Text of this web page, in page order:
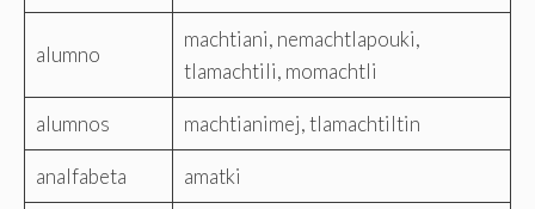
alumno
machtiani, nemachtlapouki,
tlamachtili, momachtli
alumnos machtianimej, tlamachtiltin
analfabeta amatki